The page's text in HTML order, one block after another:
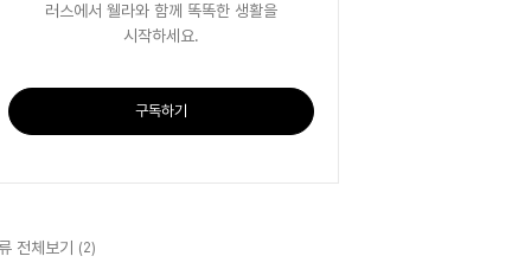
러스에서 웰라와 함께 똑똑한 생활을
시작하세요.
구독하기
전체보기 (2)